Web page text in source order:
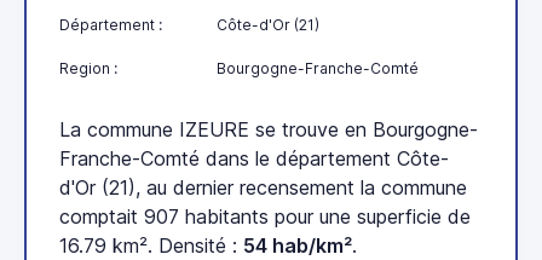
Département : Côte-d'Or (21)
Region : Bourgogne-Franche-Comté
La commune IZEURE se trouve en Bourgogne-
Franche-Comté dans le département Côte-
d'Or (21), au dernier recensement la commune
comptait 907 habitants pour une superficie de
16.79 km². Densité : 54 hab/km².